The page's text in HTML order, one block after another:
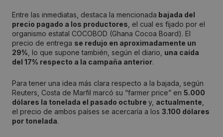
Entre las inmediatas, destaca la mencionada bajada del
precio pagado a los productores , el cual es fijado por el
organismo estatal COCOBOD (Ghana Cocoa Board). El
precio de entrega se redujo en aproximadamente un
29% , lo que supone también, según el diario, una caída
del 17% respecto a la campaña anterior.
Para tener una idea más clara respecto a la bajada, según
Reuters, Costa de Marfil marcó su “farmer price” en 5.000
dólares la tonelada el pasado octubre y, actualmente
el precio de ambos países se acercaría a los 3.100 dólares
por tonelada.